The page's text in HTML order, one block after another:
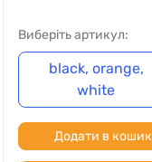
Виберіть артикул:
black, orange,
white
Додати в кошик